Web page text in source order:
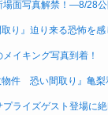
面写真解禁！―8/28公
り』迫り来る恐怖を
イキング写真到着！
物件 恐い間取り』亀
ライズゲスト登場に絶